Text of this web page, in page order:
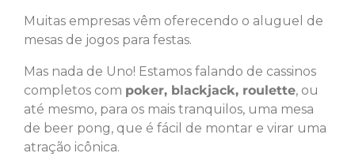
Muitas empresas vêm oferecendo o aluguel de
mesas de jogos para festas.
Mas nada de Uno! Estamos falando de cassinos
completos com poker, blackjack, roulette, ou
até mesmo, para os mais tranquilos, uma mesa
de beer pong, que é fácil de montar e virar uma
atração icônica.